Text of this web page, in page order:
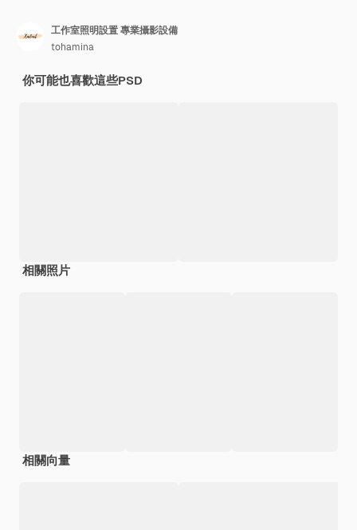
工作室照明設置 專業攝影設備
tohamina
你可能也喜歡這些PSD
相關照片
相關向量